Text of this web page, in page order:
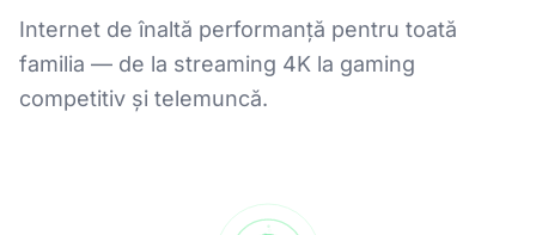
Internet de înaltă performanță pentru toată
familia — de la streaming 4K la gaming
competitiv și telemuncă.